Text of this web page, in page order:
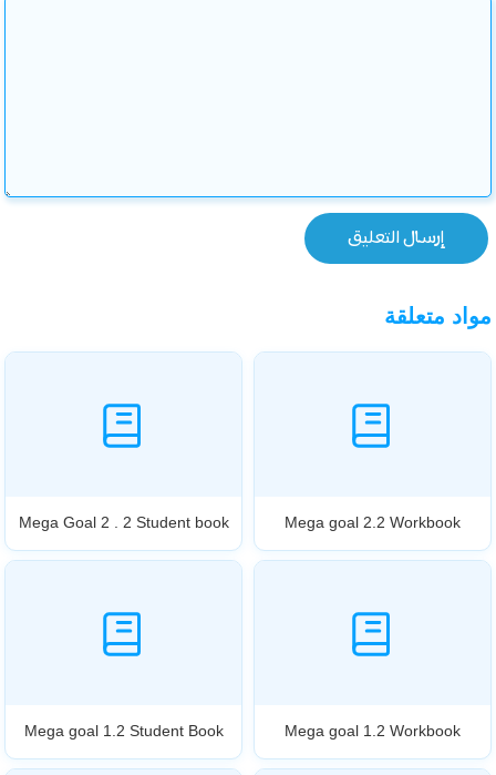
مواد متعلقة
Mega goal 2.2 Workbook
Mega Goal 2 . 2 Student book
Mega goal 1.2 Workbook
Mega goal 1.2 Student Book